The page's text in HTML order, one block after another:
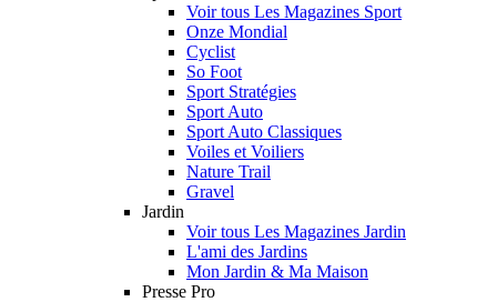
Voir tous Les Magazines Sport
Onze Mondial
Cyclist
So Foot
Sport Stratégies
Sport Auto
Sport Auto Classiques
Voiles et Voiliers
Nature Trail
Gravel
Jardin
Voir tous Les Magazines Jardin
L'ami des Jardins
Mon Jardin & Ma Maison
Presse Pro